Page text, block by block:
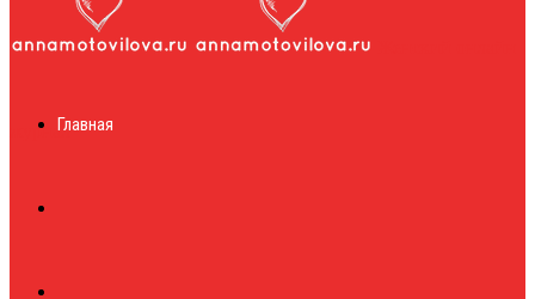
журналГлавная